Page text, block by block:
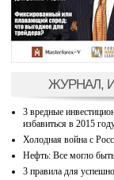
ЖУРНАЛ,
3 вредные
избавиться в 2015
Холодная война с
Нефть: Все могло
3 правила для